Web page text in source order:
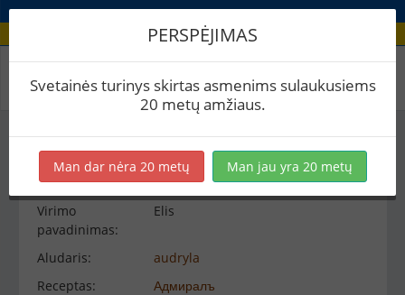
Virimo peržiūra
−
Virimo informacija
Virimo
pavadinimas:
Elis
Aludaris:
audryla
Receptas:
Адмиралъ
PERSPĖJIMAS
Svetainės turinys skirtas asmenims sulaukusiems
20 metų amžiaus.
Man dar nėra 20 metų Man jau yra 20 metų